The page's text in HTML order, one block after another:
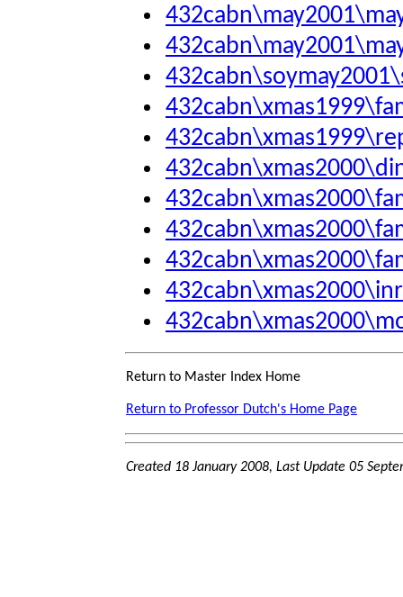
Return to Master Index Home
Return to Professor Dutch's Home Page
Created 18 January 2008, Last Update 05